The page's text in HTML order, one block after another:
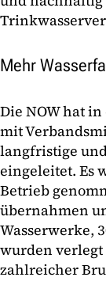
Mehr
Die NOW hat
mit
langfristige
eingeleitet. Es
Betrieb
übernahmen
Wasserwerke,
wurden
zahlreicher